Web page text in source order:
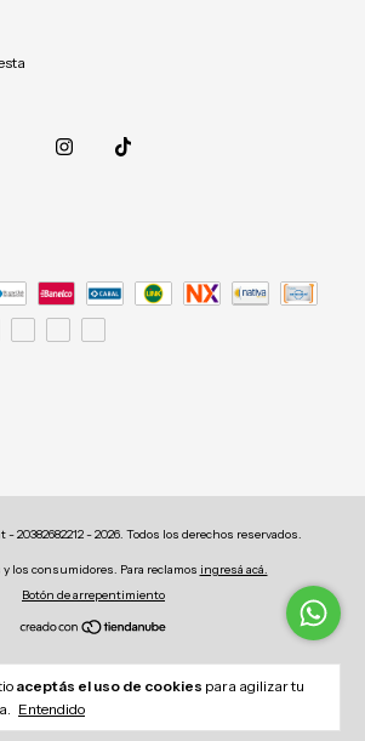
aceptás el uso de cookies para agilizar tu
Entendido
20382682212 - 2026. Todos los derechos reservados.
y los consumidores. Para reclamos ingresá acá.
Botón de arrepentimiento